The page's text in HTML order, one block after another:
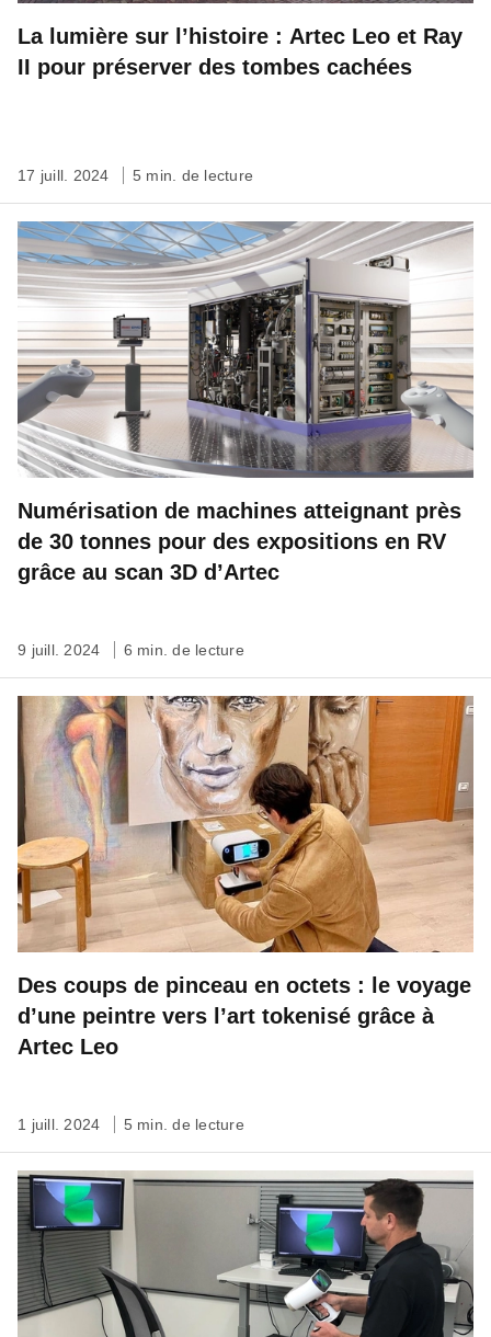
La lumière sur l’histoire : Artec Leo et Ray
II pour préserver des tombes cachées
17 juill. 2024 5 min. de lecture
Numérisation de machines atteignant près
de 30 tonnes pour des expositions en RV
grâce au scan 3D d’Artec
9 juill. 2024 6 min. de lecture
Des coups de pinceau en octets : le voyage
d’une peintre vers l’art tokenisé grâce à
Artec Leo
1 juill. 2024 5 min. de lecture